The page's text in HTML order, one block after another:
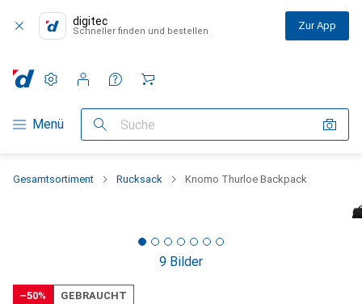
digitec
Schneller finden und bestellen Zur App
Navigation nach Kategorien
Menü Suche
Einstellungen
Kundenkonto
Vergleichslisten
Merklisten
Warenkorb
Gesamtsortiment Rucksack Knomo Thurloe Backpack
9 Bilder
−50% GEBRAUCHT